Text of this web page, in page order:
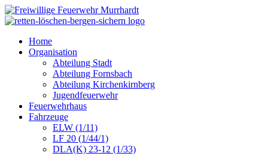
Home
Organisation
Abteilung Stadt
Abteilung Fornsbach
Abteilung Kirchenkirnberg
Jugendfeuerwehr
Feuerwehrhaus
Fahrzeuge
ELW (1/11)
LF 20 (1/44/1)
DLA(K) 23-12 (1/33)